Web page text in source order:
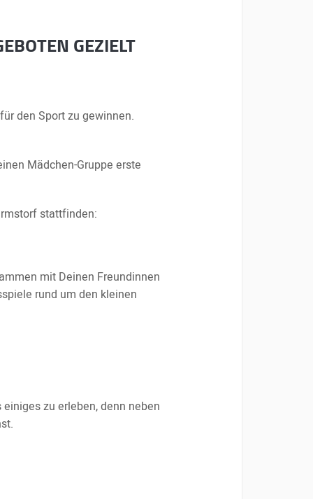
GEZIELT
den Sport zu gewinnen.
Mädchen-Gruppe erste
stattfinden:
mit Deinen Freundinnen
rund um den kleinen
zu erleben, denn neben